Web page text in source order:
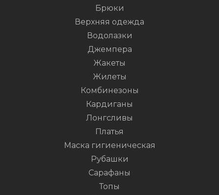
Брюки
Верхняя одежда
Водолазки
Джемпера
Жакеты
Жилеты
Комбинезоны
Кардиганы
Лонгсливы
Платья
Маска гигиеническая
Рубашки
Сарафаны
Топы